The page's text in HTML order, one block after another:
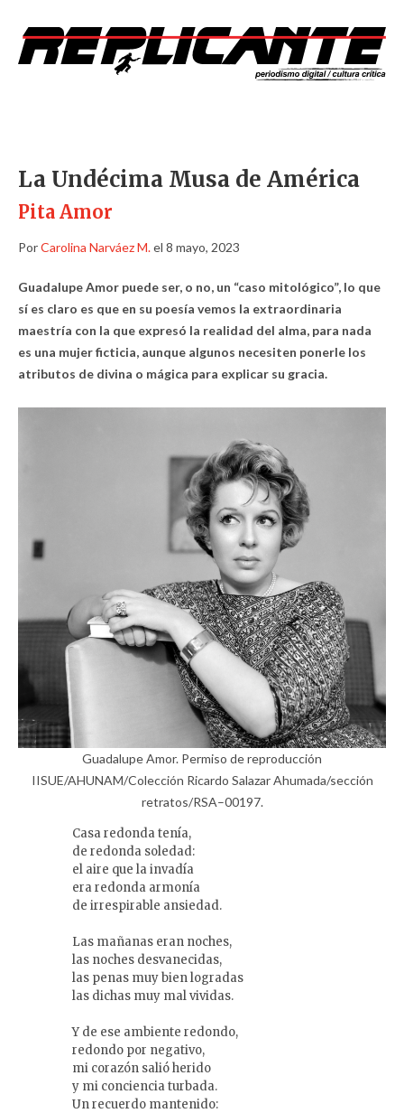
La Undécima Musa de América
Pita Amor
PorCarolina Narváez M.el 8 mayo, 2023
Guadalupe Amor puede ser, o no, un “caso mitológico”, lo que
sí es claro es que en su poesía vemos la extraordinaria
maestría con la que expresó la realidad del alma, para nada
es una mujer ficticia, aunque algunos necesiten ponerle los
atributos de divina o mágica para explicar su gracia.
Guadalupe Amor. Permiso de reproducción
IISUE/AHUNAM/Colección Ricardo Salazar Ahumada/sección
retratos/RSA–00197.
Casa redonda tenía,
de redonda soledad:
el aire que la invadía
era redonda armonía
de irrespirable ansiedad.
Las mañanas eran noches,
las noches desvanecidas,
las penas muy bien logradas
las dichas muy mal vividas.
Y de ese ambiente redondo,
redondo por negativo,
mi corazón salió herido
y mi conciencia turbada.
Un recuerdo mantenido: